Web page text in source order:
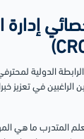
إدارة
في تعزيز
المتدرب ما هي